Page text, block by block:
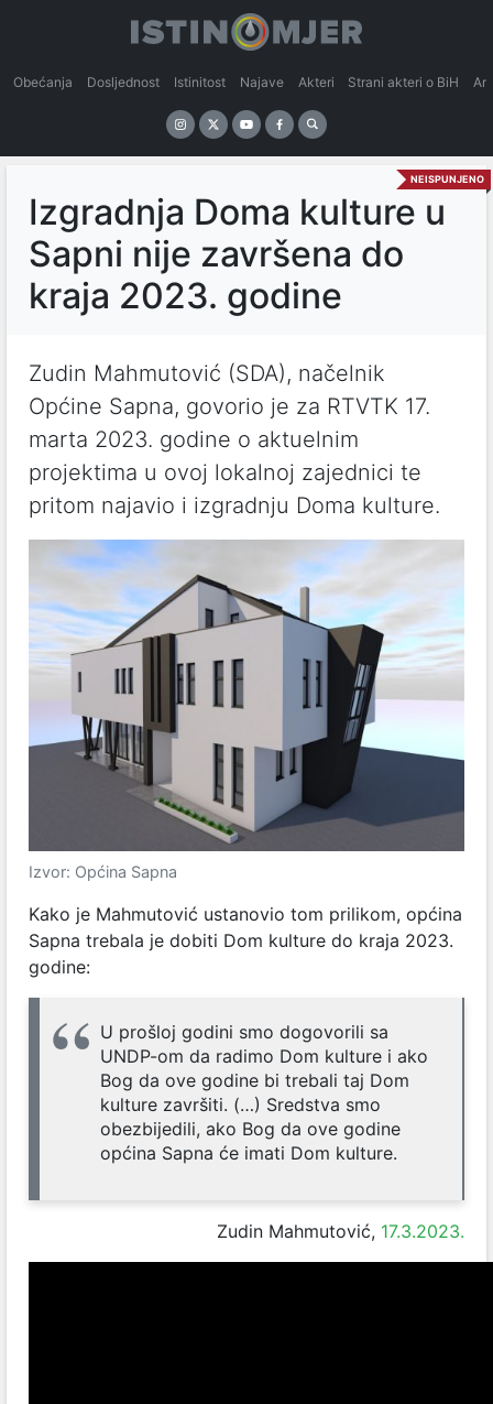
Obećanja Dosljednost Istinitost Najave Akteri Strani akteri o BiH
NEISPUNJENO
Izgradnja Doma kulture u
Sapni nije završena do
kraja 2023. godine
Zudin Mahmutović (SDA), načelnik
Općine Sapna, govorio je za RTVTK 17.
marta 2023. godine o aktuelnim
projektima u ovoj lokalnoj zajednici te
pritom najavio i izgradnju Doma kulture.
Izvor: Općina Sapna
Kako je Mahmutović ustanovio tom prilikom, općina
Sapna trebala je dobiti Dom kulture do kraja 2023.
godine:
U prošloj godini smo dogovorili sa
UNDP-om da radimo Dom kulture i ako
Bog da ove godine bi trebali taj Dom
kulture završiti. (…) Sredstva smo
obezbijedili, ako Bog da ove godine
općina Sapna će imati Dom kulture.
Zudin Mahmutović, 17.3.2023.